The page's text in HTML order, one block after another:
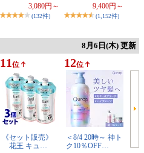
3,080円～
(132件)
9,400円～
(1,152件)
8月6日(木) 更新
11 位
《セット販売》
花王 キュ…
12位
＜8/4 20時～ 神ト
ク10％OFF…